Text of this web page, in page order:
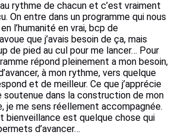
rythme de chacun et c’est vraiment
On entre dans un programme qui nous
l’humanité en vrai, bcp de
que j’avais besoin de ça, mais
de pied au cul pour me lancer… Pour
répond pleinement a mon besoin,
à mon rythme, vers quelque
et de meilleur. Ce que j’apprécie
soutenue dans la construction de mon
me sens réellement accompagnée.
bienveillance est quelque chose qui
d’avancer…